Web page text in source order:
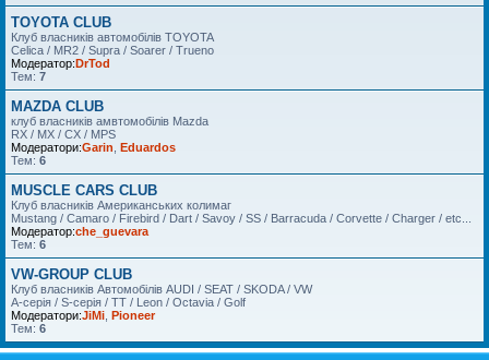
TOYOTA CLUB
Клуб власників автомобілів TOYOTA
Celica / MR2 / Supra / Soarer / Trueno
Модератор:DrTod
Тем: 7
MAZDA CLUB
клуб власників амвтомобілів Mazda
RX / MX / CX / MPS
Модератори:Garin Eduardos
Тем: 6
MUSCLE CARS CLUB
Клуб власників Американських колимаг
Mustang / Camaro / Firebird / Dart / Savoy / SS / Barracuda / Corvette / Charger / etc...
Модератор:che_guevara
Тем: 6
VW-GROUP CLUB
Клуб власників Автомобілів AUDI / SEAT / SKODA / VW
A-серія / S-серія / TT / Leon / Octavia / Golf
Модератори:JiMi Pioneer
Тем: 6